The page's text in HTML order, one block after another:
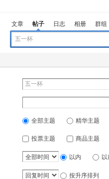
文章 帖子 日志 相册 群组
全部主题 精华主题
投票主题 商品主题
以内
按升序排列